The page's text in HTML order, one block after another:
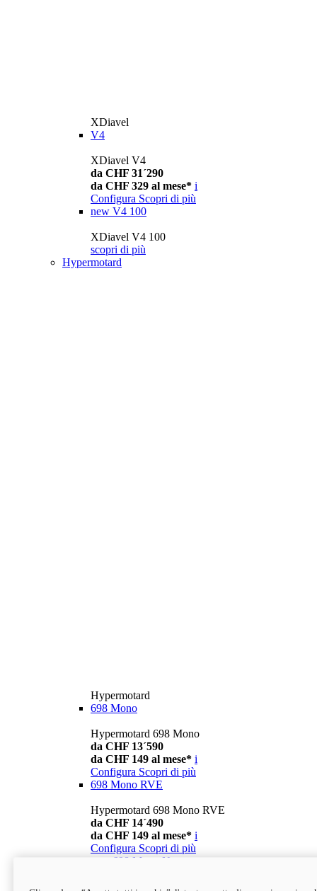
XDiavel
V4
XDiavel V4
da CHF 31´290
da CHF 329 al mese* i
Configura Scopri di più
new V4 100
XDiavel V4 100
scopri di più
Hypermotard
Hypermotard
698 Mono
Hypermotard 698 Mono
da CHF 13´590
da CHF 149 al mese* i
Configura Scopri di più
698 Mono RVE
Hypermotard 698 Mono RVE
da CHF 14´490
da CHF 149 al mese* i
Configura Scopri di più
698 Mono Nera
Hypermotard 698 Mono Nera